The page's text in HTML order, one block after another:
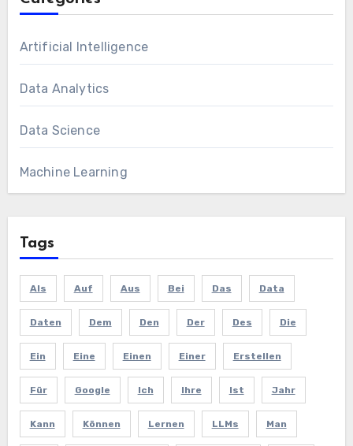
Artificial Intelligence
Data Analytics
Data Science
Machine Learning
Tags
Als Auf Aus Bei Das Data
Daten Dem Den Der Des Die
Ein Eine Einen Einer Erstellen
Für Google Ich Ihre Ist Jahr
Kann Können Lernen LLMs Man